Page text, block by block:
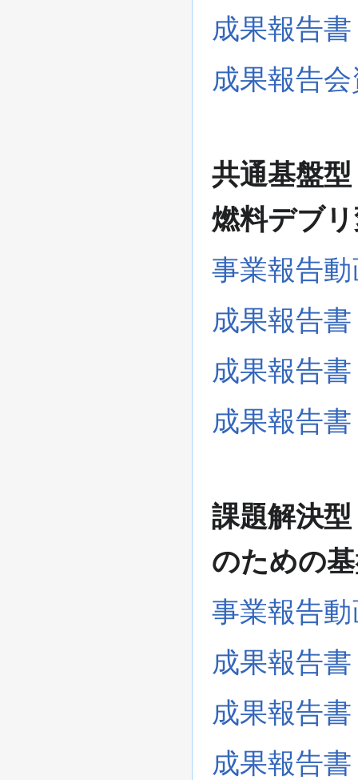
成果報告
成果報告
共通基盤
燃料デブ
事業報告
成果報告
成果報告
成果報告
課題解決
のための
事業報告
成果報告
成果報告
成果報告